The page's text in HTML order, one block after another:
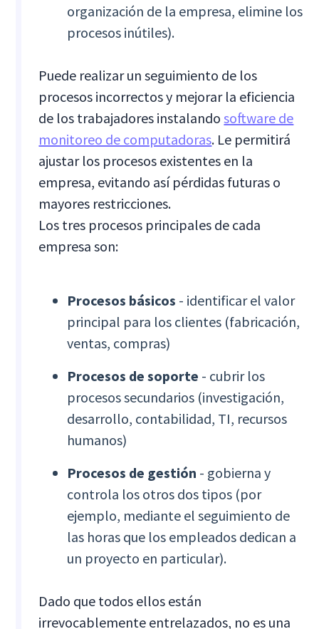
organización de la empresa, elimine los
procesos inútiles).
Puede realizar un seguimiento de los
procesos incorrectos y mejorar la eficiencia
de los trabajadores instalandosoftware de
monitoreo de computadoras. Le permitirá
ajustar los procesos existentes en la
empresa, evitando así pérdidas futuras o
mayores restricciones.
Los tres procesos principales de cada
empresa son:
Procesos básicos - identificar el valor
principal para los clientes (fabricación,
ventas, compras)
Procesos de soporte - cubrir los
procesos secundarios (investigación,
desarrollo, contabilidad, TI, recursos
humanos)
Procesos de gestión - gobierna y
controla los otros dos tipos (por
ejemplo, mediante el seguimiento de
las horas que los empleados dedican a
un proyecto en particular).
Dado que todos ellos están
irrevocablemente entrelazados, no es una